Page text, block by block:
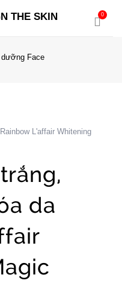
THE SKIN 0
dưỡng Face
da